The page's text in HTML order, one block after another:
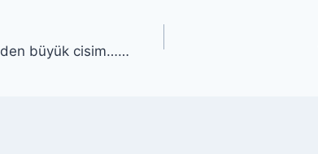
büyük cisim……